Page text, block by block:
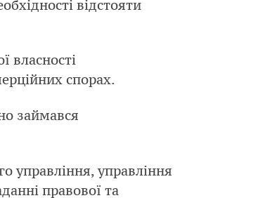
відстояти
власності
спорах.
займався
управління, управління
правової та